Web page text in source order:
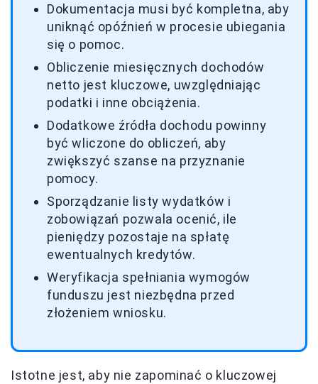
Dokumentacja musi być kompletna, aby
uniknąć opóźnień w procesie ubiegania
się o pomoc.
Obliczenie miesięcznych dochodów
netto jest kluczowe, uwzględniając
podatki i inne obciążenia.
Dodatkowe źródła dochodu powinny
być wliczone do obliczeń, aby
zwiększyć szanse na przyznanie
pomocy.
Sporządzanie listy wydatków i
zobowiązań pozwala ocenić, ile
pieniędzy pozostaje na spłatę
ewentualnych kredytów.
Weryfikacja spełniania wymogów
funduszu jest niezbędna przed
złożeniem wniosku.
Istotne jest, aby nie zapominać o kluczowej